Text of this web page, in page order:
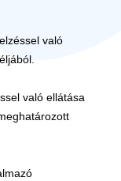
való
való ellátása